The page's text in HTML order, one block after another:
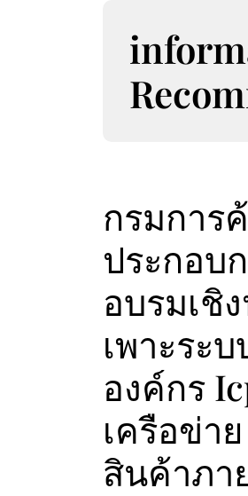
กรมการ
ประกอบ
อบรมเชิ
เพาะระ
องค์กร
เครือข่า
สินค้าภา